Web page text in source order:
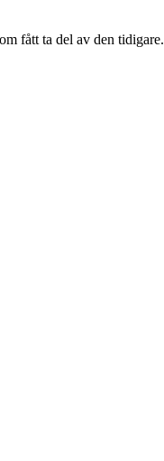
fått ta del av den tidigare.